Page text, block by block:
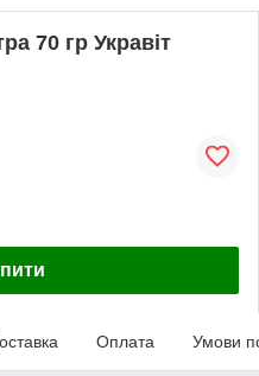
70 гр Укравіт
Оплата Умови